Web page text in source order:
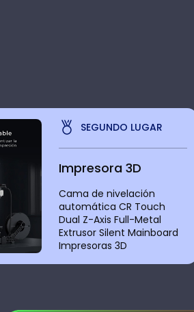
SEGUNDO LUGAR
Impresora 3D
Cama de nivelación
automática CR Touch
Dual Z-Axis Full-Metal
Extrusor Silent Mainboard
Impresoras 3D